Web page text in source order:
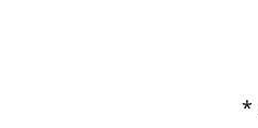
*